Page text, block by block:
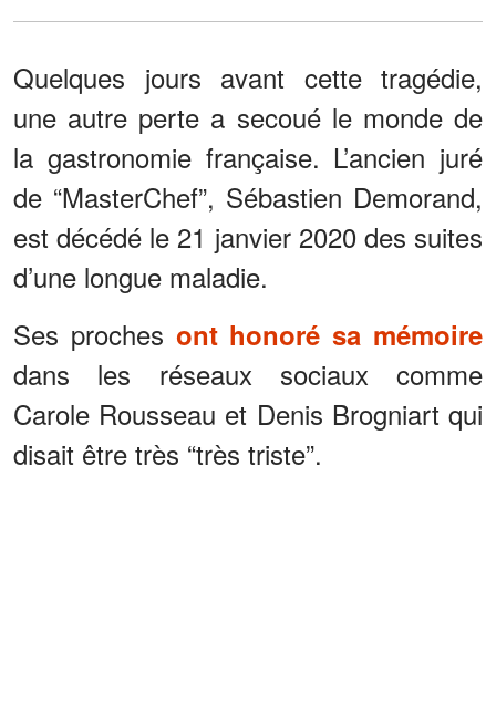
Quelques jours avant cette tragédie,
une autre perte a secoué le monde de
la gastronomie française. L’ancien juré
de “MasterChef”, Sébastien Demorand,
est décédé le 21 janvier 2020 des suites
d’une longue maladie.
Ses proches ont honoré sa mémoire
dans les réseaux sociaux comme
Carole Rousseau et Denis Brogniart qui
disait être très “très triste”.